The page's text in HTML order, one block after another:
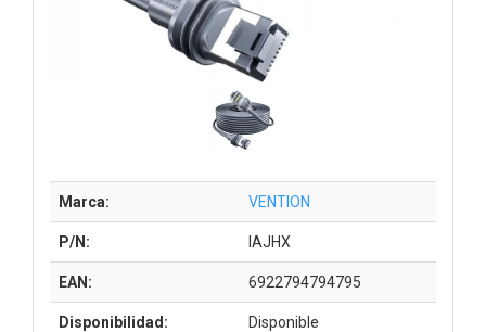
Marca: VENTION
P/N: IAJHX
EAN: 6922794794795
Disponibilidad: Disponible